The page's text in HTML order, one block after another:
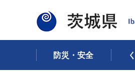
茨城県
防災・安全